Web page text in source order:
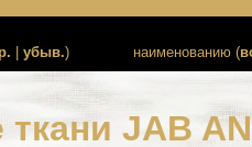
убыв.) наименованию (
JAB